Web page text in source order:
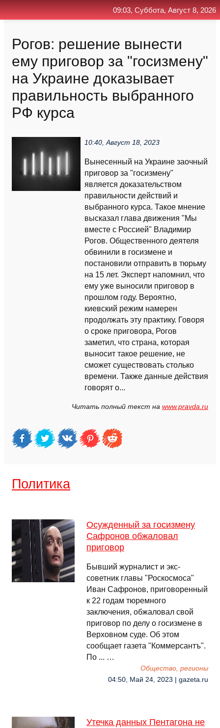
Рогов: решение вынести
ему приговор за "госизмену"
на Украине доказывает
правильность выбранного
РФ курса
10:40, Август 18, 2023
Вынесенный на Украине заочный
приговор за "госизмену"
является доказательством
правильности действий и
выбранного курса. Такое мнение
высказал глава движения "Мы
вместе с Россией" Владимир
Рогов. Общественного деятеля
обвинили в госизмене и
постановили отправить в тюрьму
на 15 лет. Эксперт напомнил, что
ему уже выносили приговор в
прошлом году. Вероятно,
киевский режим намерен
продолжать эту практику. Говоря
о сроке приговора, Рогов
заметил, что страна, которая
выносит такое решение, не
сможет существовать столько
времени. Также данные действия
говорят о...
Читать полный текст на www.pravda.ru
Политика
Осужденный за госизмену
Сафронов обжаловал
приговор
Бывший журналист и экс-
советник главы "Роскосмоса"
Иван Сафронов, приговоренный
к 22 годам тюремного
заключения, обжаловал свой
приговор по делу о госизмене в
Верховном суде. Об этом
сообщает газета "Коммерсантъ".
По ... …
Общество, регионы
04:50, Май 24, 2023 | gazeta.ru
Утечка данных Пентагона не
09:03, Суббота, Август 8, 2026